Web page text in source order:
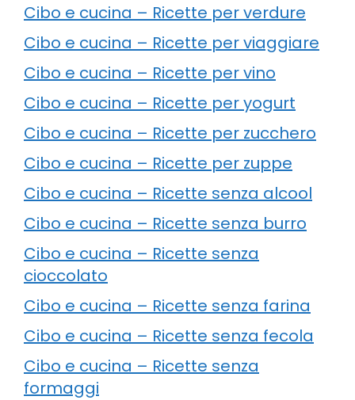
Cibo e cucina – Ricette per verdure
Cibo e cucina – Ricette per viaggiare
Cibo e cucina – Ricette per vino
Cibo e cucina – Ricette per yogurt
Cibo e cucina – Ricette per zucchero
Cibo e cucina – Ricette per zuppe
Cibo e cucina – Ricette senza alcool
Cibo e cucina – Ricette senza burro
Cibo e cucina – Ricette senza
cioccolato
Cibo e cucina – Ricette senza farina
Cibo e cucina – Ricette senza fecola
Cibo e cucina – Ricette senza
formaggi